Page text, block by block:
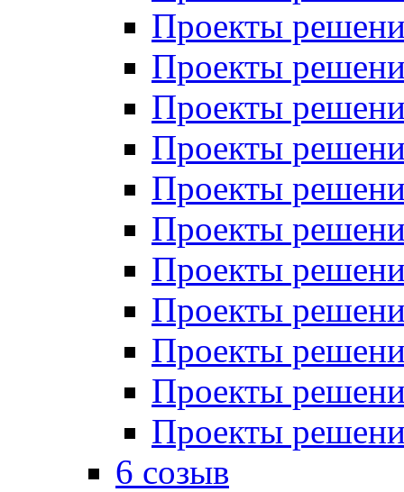
Проекты
Проекты
Проекты
Проекты
Проекты
Проекты
Проекты
Проекты
Проекты
Проекты
Проекты
6 созыв